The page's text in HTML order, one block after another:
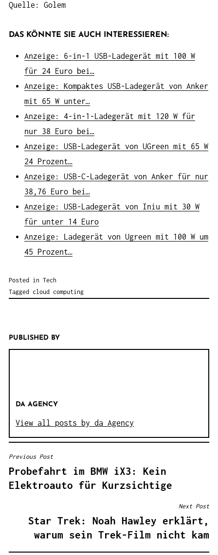
Quelle: Golem
DAS KÖNNTE SIE AUCH INTERESSIEREN:
Anzeige: 6-in-1 USB-Ladegerät mit 100 W
für 24 Euro bei…
Anzeige: Kompaktes USB-Ladegerät von Anker
mit 65 W unter…
Anzeige: 4-in-1-Ladegerät mit 120 W für
nur 38 Euro bei…
Anzeige: USB-Ladegerät von UGreen mit 65 W
24 Prozent…
Anzeige: USB-C-Ladegerät von Anker für nur
38,76 Euro bei…
Anzeige: USB-Ladegerät von Iniu mit 30 W
für unter 14 Euro
Anzeige: Ladegerät von Ugreen mit 100 W um
45 Prozent…
Posted in Tech
Tagged cloud computing
PUBLISHED BY
DA AGENCY
View all posts by da Agency
B
E
I
Previous Post
Probefahrt im BMW iX3: Kein
Elektroauto für Kurzsichtige
Next Post
Star Trek: Noah Hawley erklärt,
warum sein Trek-Film nicht kam